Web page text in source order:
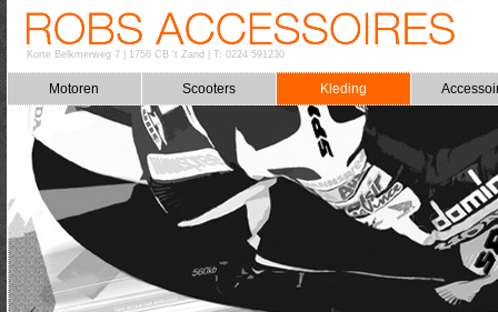
Korte Belkmerweg 7| 1756 CB 't Zand T: 0224 591230
Motoren Scooters Kleding